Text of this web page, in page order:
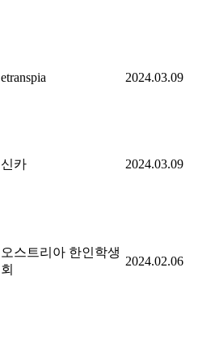
etranspia 2024.03.09
신카 2024.03.09
오스트리아 한인학생
회
2024.02.06